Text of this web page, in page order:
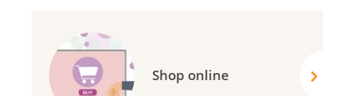
Shop online